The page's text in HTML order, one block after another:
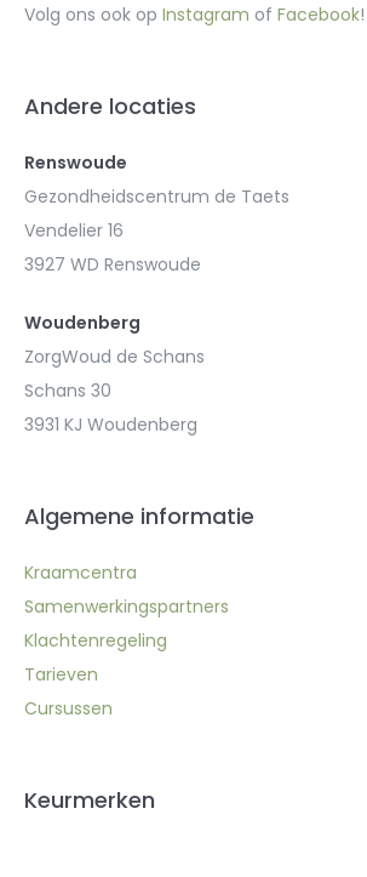
Volg ons ook op Instagram of Facebook!
Andere locaties
Renswoude
Gezondheidscentrum de Taets
Vendelier 16
3927 WD Renswoude
Woudenberg
ZorgWoud de Schans
Schans 30
3931 KJ Woudenberg
Algemene informatie
Kraamcentra
Samenwerkingspartners
Klachtenregeling
Tarieven
Cursussen
Keurmerken